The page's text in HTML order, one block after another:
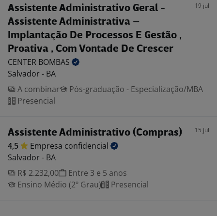
Assistente Administrativo Geral -
Assistente Administrativa –
Implantação De Processos E Gestão ,
Proativa , Com Vontade De Crescer
19 jul
CENTER BOMBAS
Salvador - BA
A combinar
Pós-graduação - Especialização/MBA
Presencial
Assistente Administrativo (Compras) 15 jul
4,5 Empresa confidencial
Salvador - BA
R$ 2.232,00
Entre 3 e 5 anos
Ensino Médio (2º Grau)
Presencial